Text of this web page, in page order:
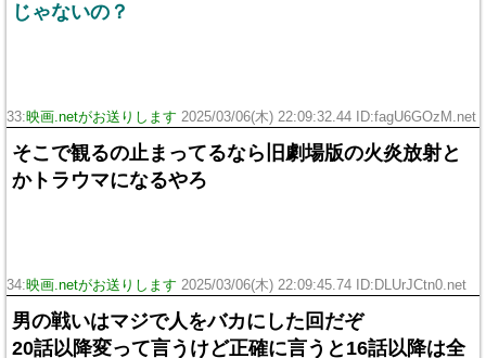
じゃないの？
33:映画.netがお送りします 2025/03/06(木) 22:09:32.44 ID:fagU6GOzM.net
そこで観るの止まってるなら旧劇場版の火炎放射と
かトラウマになるやろ
34:映画.netがお送りします 2025/03/06(木) 22:09:45.74 ID:DLUrJCtn0.net
男の戦いはマジで人をバカにした回だぞ
20話以降変って言うけど正確に言うと16話以降は全